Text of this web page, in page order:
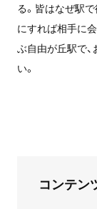
る。皆はなぜ駅
にすれば相手に
ぶ自由が丘駅で
い。
コンテン